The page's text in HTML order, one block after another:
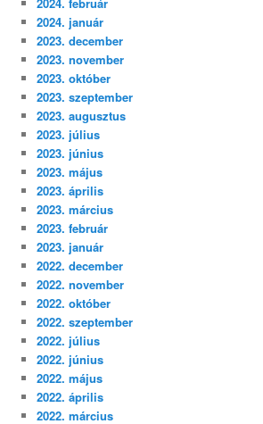
2024. január
2023. december
2023. november
2023. október
2023. szeptember
2023. augusztus
2023. július
2023. június
2023. május
2023. április
2023. március
2023. február
2023. január
2022. december
2022. november
2022. október
2022. szeptember
2022. július
2022. június
2022. május
2022. április
2022. március